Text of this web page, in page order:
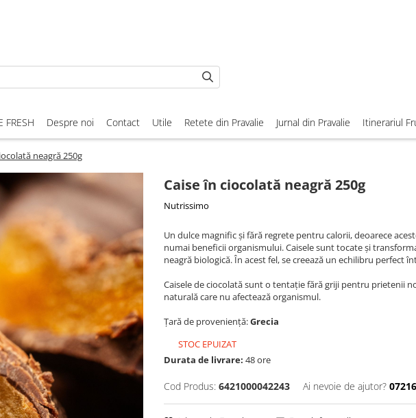
FRESH Despre noi Contact Utile Retete din Pravalie Jurnal din Pravalie Itinerariul
neagră 250g
Caise în ciocolată neagră 250g
Nutrissimo
Un dulce magnific și fără regrete pentru calorii, deoarece
numai beneficii organismului. Caisele sunt tocate și
neagră biologică. În acest fel, se creează un echilibru perfect
Caisele de ciocolată sunt o tentație fără griji pentru prietenii
naturală care nu afectează organismul.
Țară de proveniență:Grecia
STOC EPUIZAT
Durata de livrare: 48 ore
Cod Produs: 6421000042243 Ai nevoie de ajutor?